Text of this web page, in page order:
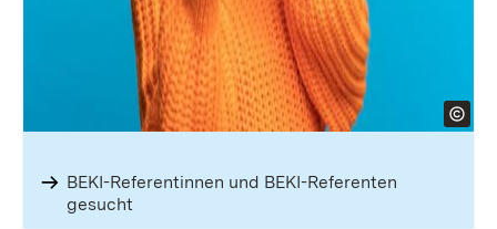
BEKI-Referent­innen und BEKI-Referenten
gesucht